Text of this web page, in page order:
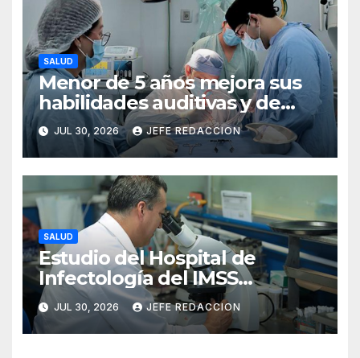
SALUD
Menor de 5 años mejora sus
habilidades auditivas y de
lenguaje tras intervención en
Hospital de Especialidades
del IMSS en Puebla
JUL 30, 2026 JEFE REDACCION
SALUD
Estudio del Hospital de
Infectología del IMSS
fortalece oportunidades de
prevención del cáncer anal
en personas con VIH
JUL 30, 2026 JEFE REDACCION